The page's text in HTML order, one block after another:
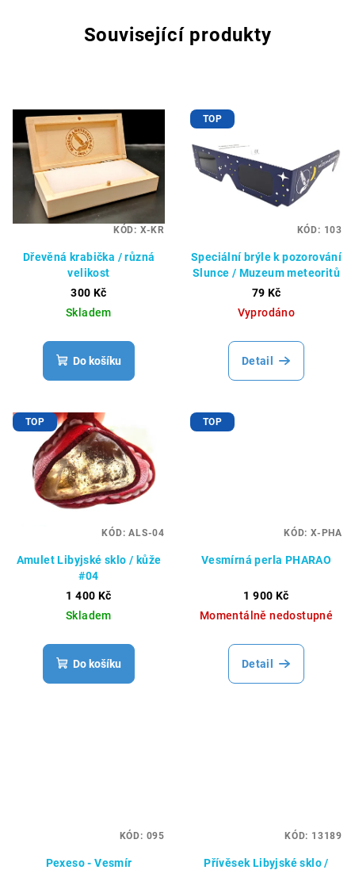
Související produkty
Dřevěná krabička / různá
velikost
300 Kč
Skladem
Do košíku
KÓD: X-KR
TOP
Speciální brýle k pozorování
Slunce / Muzeum meteoritů
79 Kč
Vyprodáno
Detail
KÓD: 103
TOP
Amulet Libyjské sklo / kůže
#04
1 400 Kč
Skladem
Do košíku
KÓD:ALS-04
TOP
Vesmírná perla PHARAO
1 900 Kč
Momentálně nedostupné
Detail
KÓD: X-PHA
Pexeso - Vesmír
KÓD: 095
Přívěsek Libyjské sklo /
KÓD: 13189